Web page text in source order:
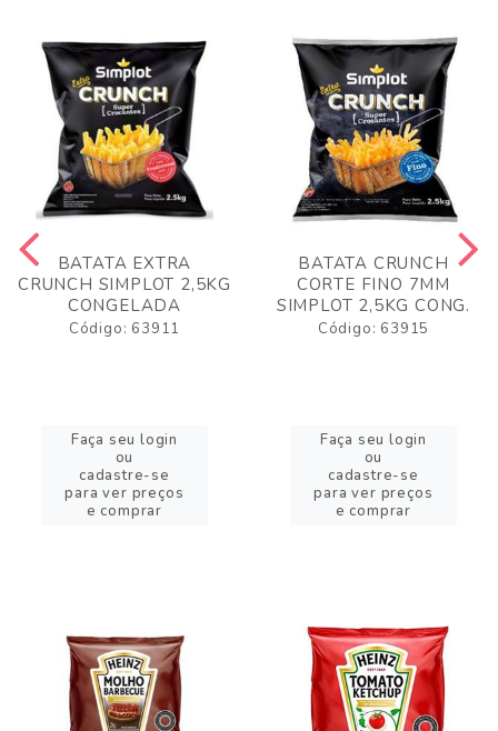
BATATA EXTRA
CRUNCH SIMPLOT 2,5KG
CONGELADA
Código: 63911
Faça seu login
ou
cadastre-se
para ver preços
e comprar
BATATA CRUNCH
CORTE FINO 7MM
SIMPLOT 2,5KG CONG.
Código: 63915
Faça seu login
ou
cadastre-se
para ver preços
e comprar